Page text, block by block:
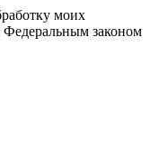
моих
Федеральным законом